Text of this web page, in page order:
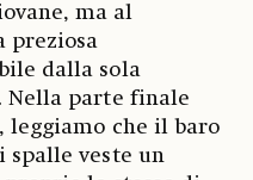
ma al
preziosa
dalla sola
Nella parte finale
che il baro
spalle veste un